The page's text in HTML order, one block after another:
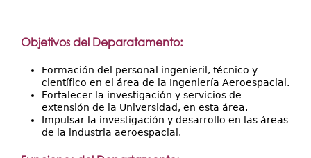
Objetivos del Deparatamento:
Formación del personal ingenieril, técnico y
científico en el área de la Ingeniería Aeroespacial.
Fortalecer la investigación y servicios de
extensión de la Universidad, en esta área.
Impulsar la investigación y desarrollo en las áreas
de la industria aeroespacial.